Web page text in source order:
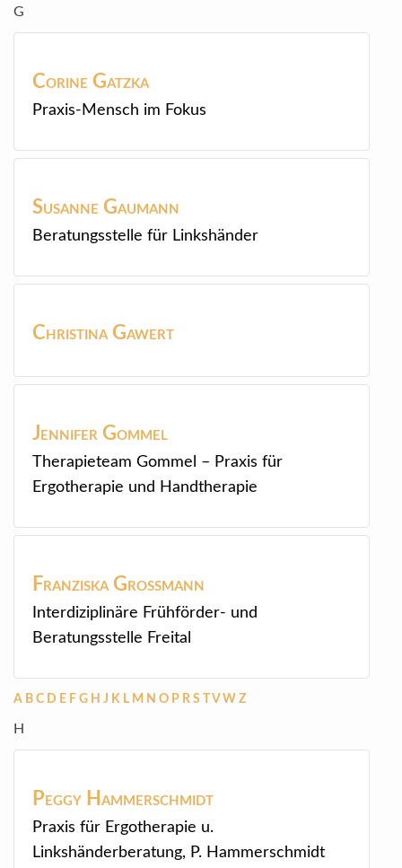
G
Corine Gatzka
Praxis-Mensch im Fokus
Susanne Gaumann
Beratungsstelle für Linkshänder
Christina Gawert
Jennifer Gommel
Therapieteam Gommel – Praxis für
Ergotherapie und Handtherapie
Franziska Großmann
Interdiziplinäre Frühförder- und
Beratungsstelle Freital
A B C D E F G H J K L M N O P R S V W Z
H
Peggy Hammerschmidt
Praxis für Ergotherapie u.
Linkshänderberatung, P. Hammerschmidt